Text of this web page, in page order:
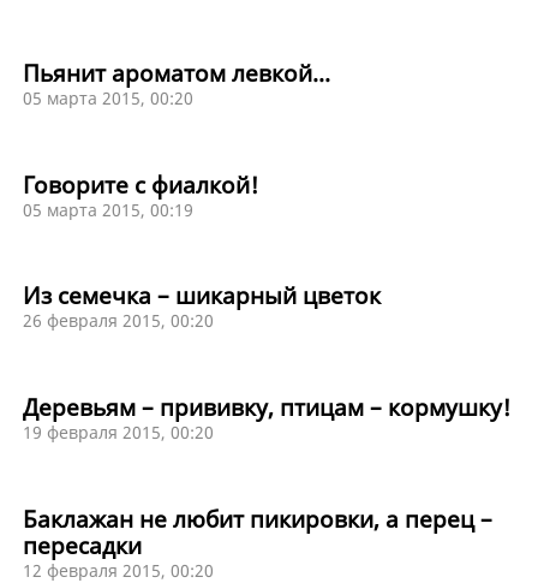
Пьянит ароматом левкой...
05 марта 2015, 00:20
Говорите с фиалкой!
05 марта 2015, 00:19
Из семечка – шикарный цветок
26 февраля 2015, 00:20
Деревьям – прививку, птицам – кормушку!
19 февраля 2015, 00:20
Баклажан не любит пикировки, а перец –
пересадки
12 февраля 2015, 00:20